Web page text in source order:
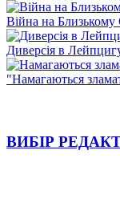
Війна на
Диверсія в
"Намагаються
ВИБІР